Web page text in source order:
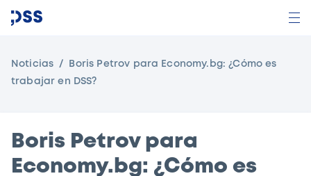
Noticias Boris Petrov para Economy.bg: ¿Cómo es
trabajar en DSS?
Boris Petrov para
Economy.bg: ¿Cómo es